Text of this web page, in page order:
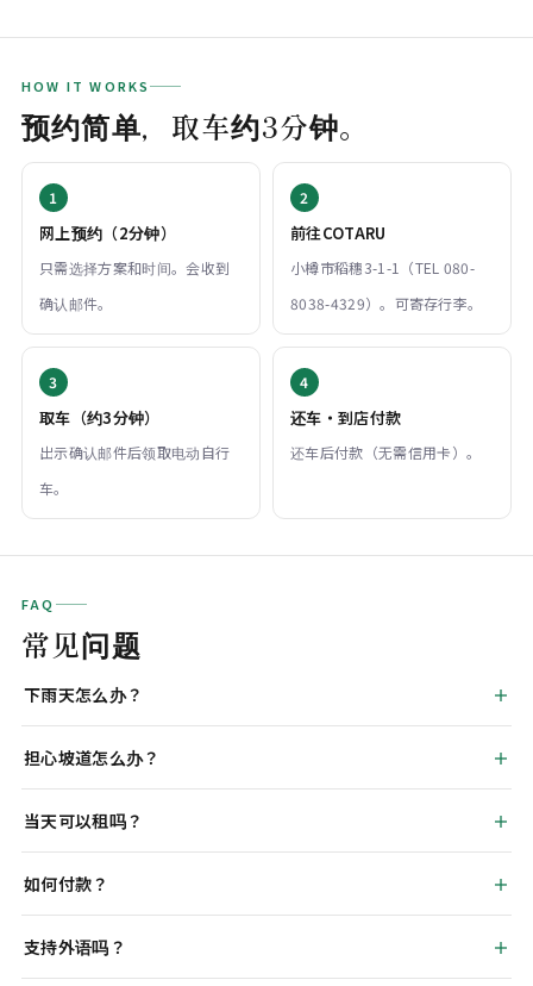
HOW IT WORKS
预约简单，取车约3分钟。
网上预约（2分钟）
只需选择方案和时间。会收到
确认邮件。
前往COTARU
小樽市稻穗3-1-1（TEL 080-
8038-4329）。可寄存行李。
取车（约3分钟）
出示确认邮件后领取电动自行
车。
还车・到店付款
还车后付款（无需信用卡）。
FAQ
常见问题
下雨天怎么办？
担心坡道怎么办？
当天可以租吗？
如何付款？
支持外语吗？